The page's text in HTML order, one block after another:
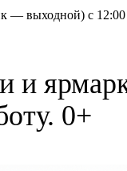
— выходной) с
и
0+